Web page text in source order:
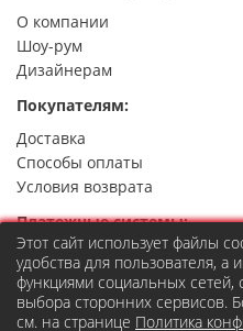
О компании
Шоу-рум
Дизайнерам
Покупателям:
Доставка
Способы оплаты
Условия возврата
Платежные системы:
Контакты
Этот сайт использует файлы
удобства для пользователя,
функциями социальных сетей,
выбора сторонних сервисов.
см. на странице Политика